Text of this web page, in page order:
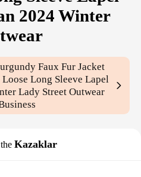
2024 Winter
Faux Fur Jacket
Long Sleeve Lapel
Lady Street Outwear
Kazaklar